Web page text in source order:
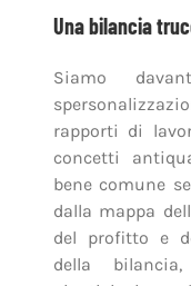
Una bilancia
Siamo
rapporti di
concetti
bene comune
dalla mappa
del profitto e
della